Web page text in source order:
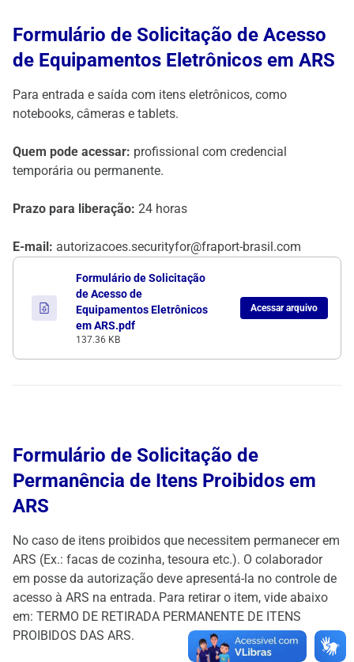
Formulário de Solicitação de Acesso
de Equipamentos Eletrônicos em ARS
Para entrada e saída com itens eletrônicos, como
notebooks, câmeras e tablets.
Quem pode acessar: profissional com credencial
temporária ou permanente.
Prazo para liberação: 24 horas
E-mail: autorizacoes.securityfor@fraport-brasil.com
Formulário de Solicitação
de Acesso de
Equipamentos Eletrônicos
em ARS.pdf
137.36 KB
Acessar arquivo
Formulário de Solicitação de
Permanência de Itens Proibidos em
ARS
No caso de itens proibidos que necessitem permanecer em
ARS (Ex.: facas de cozinha, tesoura etc.). O colaborador
em posse da autorização deve apresentá-la no controle de
acesso à ARS na entrada. Para retirar o item, vide abaixo
em: TERMO DE RETIRADA PERMANENTE DE ITENS
PROIBIDOS DAS ARS.